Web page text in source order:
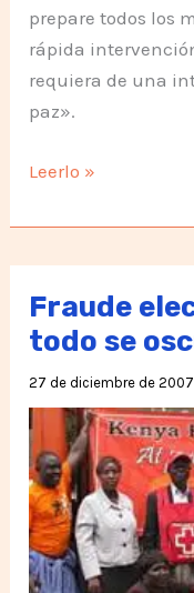
prepare todos los
rápida
requiera de una
paz».
Posición
Movimiento
Humanista
en
Kenya
Leerlo »
Fraude
todo se
27 de diciembre de 2007